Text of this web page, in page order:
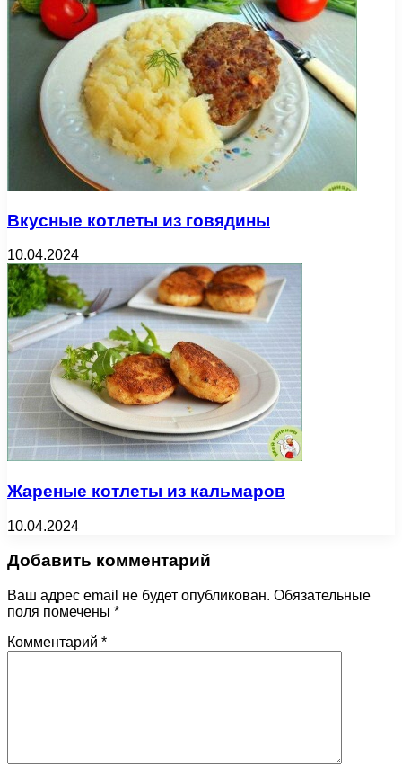
Вкусные котлеты из говядины
10.04.2024
Жареные котлеты из кальмаров
10.04.2024
Добавить комментарий
Ваш адрес email не будет опубликован. Обязательные
поля помечены *
Комментарий *